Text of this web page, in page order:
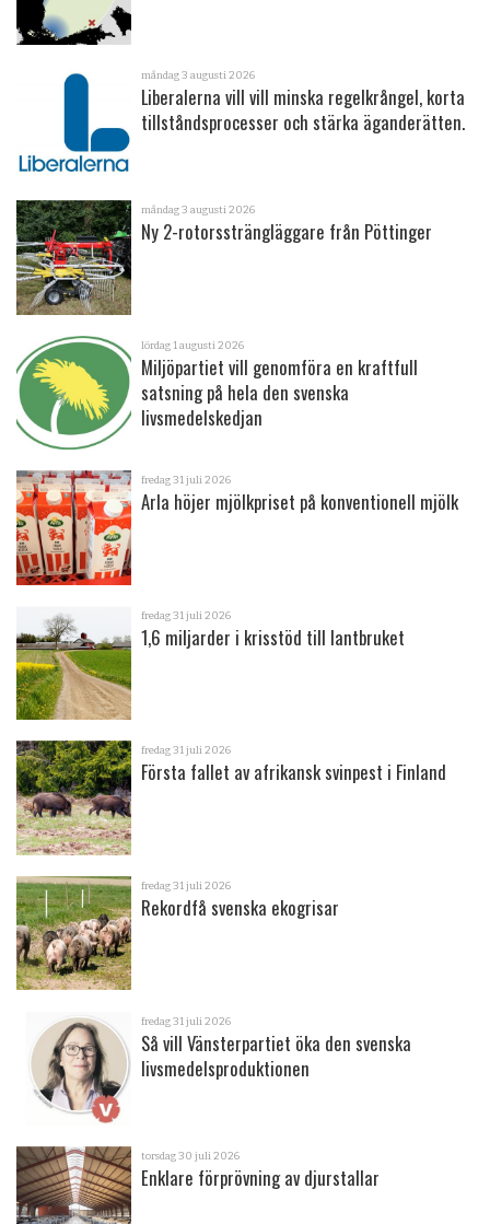
måndag 3 augusti 2026
Liberalerna vill vill minska regelkrångel, korta
tillståndsprocesser och stärka ägande­rätten.
måndag 3 augusti 2026
Ny 2-rotorssträngläggare från Pöttinger
lördag 1 augusti 2026
Miljöpartiet vill genomföra en kraftfull
satsning på hela den svenska
livsmedelskedjan
fredag 31 juli 2026
Arla höjer mjölkpriset på konventionell mjölk
fredag 31 juli 2026
1,6 miljarder i krisstöd till lantbruket
fredag 31 juli 2026
Första fallet av afrikansk svinpest i Finland
fredag 31 juli 2026
Rekordfå svenska ekogrisar
fredag 31 juli 2026
Så vill Vänsterpartiet öka den svenska
livsmedelsproduktionen
torsdag 30 juli 2026
Enklare förprövning av djurstallar